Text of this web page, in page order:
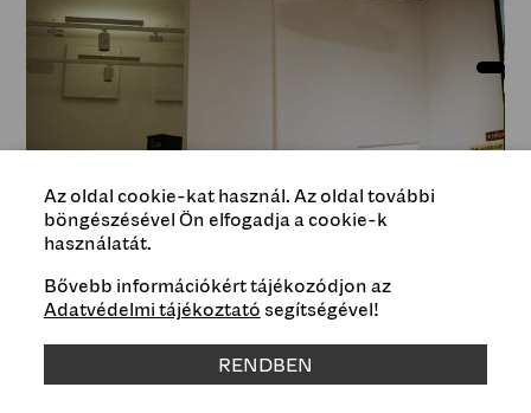
fotó / photo by Sanni MAJAMAA (FinnAgora)
Az oldal cookie-kat használ. Az oldal további
böngészésével Ön elfogadja a cookie-k
használatát.
Bővebb információkért tájékozódjon az
Adatvédelmi tájékoztató segítségével!
RENDBEN